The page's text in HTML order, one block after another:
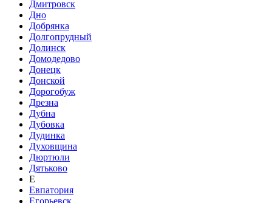
Дмитровск
Дно
Добрянка
Долгопрудный
Долинск
Домодедово
Донецк
Донской
Дорогобуж
Дрезна
Дубна
Дубовка
Дудинка
Духовщина
Дюртюли
Дятьково
Е
Евпатория
Егорьевск